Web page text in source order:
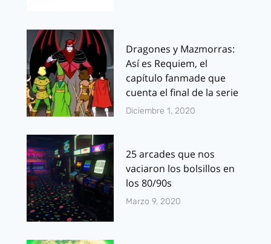
Dragones y Mazmorras:
Así es Requiem, el
capítulo fanmade que
cuenta el final de la serie
Diciembre 1, 2020
25 arcades que nos
vaciaron los bolsillos en
los 80/90s
Marzo 9, 2020